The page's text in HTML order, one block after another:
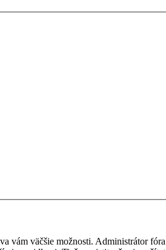
vám väčšie možnosti. Administrátor